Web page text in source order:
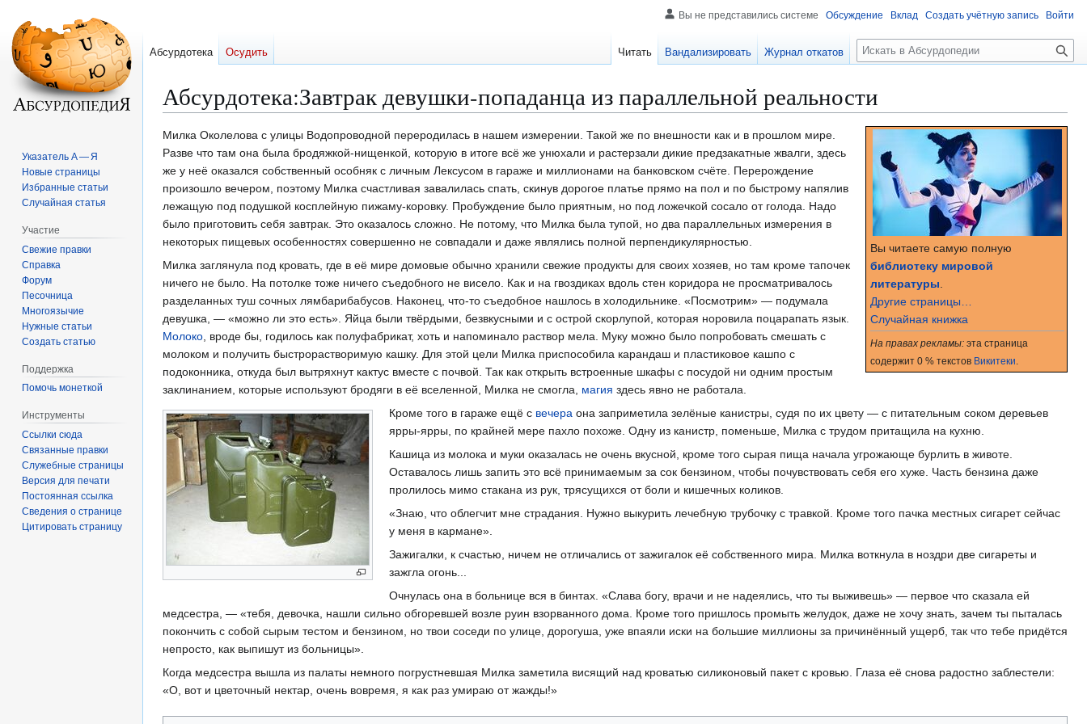
Абсурдотека:Завтрак девушки-попаданца из параллельной реальности
Перейти
к
навигации
Перейти
к
поиску
Вы читаете самую полную
библиотеку мировой
литературы.
Другие страницы…
Случайная книжка
На правах рекламы: эта страница
содержит 0 % текстов Викитеки
Милка Околелова с улицы Водопроводной переродилась в нашем измерении. Такой же по внешности как и в прошлом мире.
Разве что там она была бродяжкой-нищенкой, которую в итоге всë же унюхали и растерзали дикие предзакатные жвалги, здесь
же у неë оказался собственный особняк с личным Лексусом в гараже и миллионами на банковском счëте. Перерождение
произошло вечером, поэтому Милка счастливая завалилась спать, скинув дорогое платье прямо на пол и по быстрому напялив
лежащую под подушкой косплейную пижаму-коровку. Пробуждение было приятным, но под ложечкой сосало от голода. Надо
было приготовить себя завтрак. Это оказалось сложно. Не потому, что Милка была тупой, но два параллельных измерения в
некоторых пищевых особенностях совершенно не совпадали и даже являлись полной перпендикулярностью.
Милка заглянула под кровать, где в еë мире домовые обычно хранили свежие продукты для своих хозяев, но там кроме тапочек
ничего не было. На потолке тоже ничего съедобного не висело. Как и на гвоздиках вдоль стен коридора не просматривалось
разделанных туш сочных лямбарибабусов. Наконец, что-то съедобное нашлось в холодильнике. «Посмотрим» — подумала
девушка, — «можно ли это есть». Яйца были твëрдыми, безвкусными и с острой скорлупой, которая норовила поцарапать язык.
Молоко, вроде бы, годилось как полуфабрикат, хоть и напоминало раствор мела. Муку можно было попробовать смешать с
молоком и получить быстрорастворимую кашку. Для этой цели Милка приспособила карандаш и пластиковое кашпо с
подоконника, откуда был вытряхнут кактус вместе с почвой. Так как открыть встроенные шкафы с посудой ни одним простым
заклинанием, которые используют бродяги в еë вселенной, Милка не смогла, магия здесь явно не работала.
Кроме того в гараже ещë с вечераона заприметила зелëные канистры, судя по их цвету — с питательным соком деревьев
ярры-ярры, по крайней мере пахло похоже. Одну из канистр, поменьше, Милка с трудом притащила на кухню.
Кашица из молока и муки оказалась не очень вкусной, кроме того сырая пища начала угрожающе бурлить в животе.
Оставалось лишь запить это всë принимаемым за сок бензином, чтобы почувствовать себя его хуже. Часть бензина даже
пролилось мимо стакана из рук, трясущихся от боли и кишечных коликов.
«Знаю, что облегчит мне страдания. Нужно выкурить лечебную трубочку с травкой. Кроме того пачка местных сигарет сейчас
у меня в кармане».
Зажигалки, к счастью, ничем не отличались от зажигалок еë собственного мира. Милка воткнула в ноздри две сигареты и
зажгла огонь...
Очнулась она в больнице вся в бинтах. «Слава богу, врачи и не надеялись, что ты выживешь» — первое что сказала ей
медсестра, — «тебя, девочка, нашли сильно обгоревшей возле руин взорванного дома. Кроме того пришлось промыть желудок, даже не хочу знать, зачем ты пыталась
покончить с собой сырым тестом и бензином, но твои соседи по улице, дорогуша, уже впаяли иски на большие миллионы за причинëнный ущерб, так что тебе придëтся
непросто, как выпишут из больницы».
Когда медсестра вышла из палаты немного погрустневшая Милка заметила висящий над кроватью силиконовый пакет с кровью. Глаза еë снова радостно заблестели:
«О, вот и цветочный нектар, очень вовремя, я как раз умираю от жажды!»
Вы не представились системе Обсуждение Вклад Создать учётную запись Войти
Абсурдотека Осудить Читать Вандализировать Журнал откатов
П
о
с
к
Указатель А — Я
Новые страницы
Избранные статьи
Случайная статья
Участие
Свежие правки
Справка
Форум
Песочница
Многоязычие
Нужные статьи
Создать статью
Поддержка
Помочь монеткой
Инструменты
Ссылки сюда
Связанные правки
Служебные страницы
Версия для печати
Постоянная ссылка
Сведения о странице
Цитировать страницу